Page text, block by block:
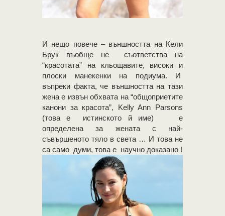
И нещо повече – външността на Кели
Брук въобще не съответства на
“красотата” на кльощавите, високи и
плоски манекенки на подиума. И
въпреки факта, че външността на тази
жена е извън обхвата на “общоприетите
канони за красота”, Kelly Ann Parsons
(това е истинското й име) е
определена за жената с най-
съвършеното тяло в света … И това не
са само думи, това е научно доказано !